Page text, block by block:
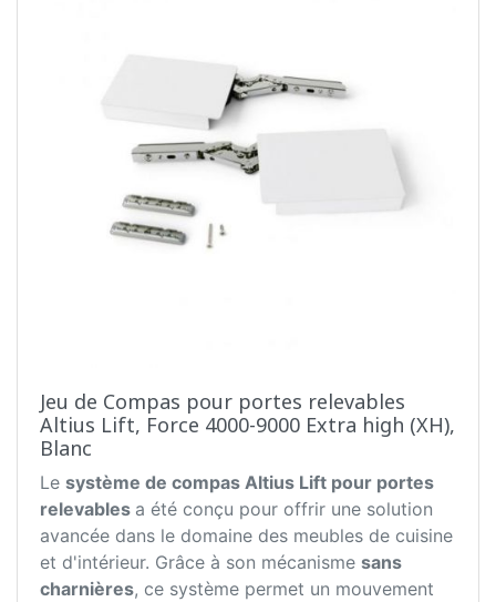
Jeu de Compas pour portes relevables
Altius Lift, Force 4000-9000 Extra high (XH),
Blanc
Le système de compas Altius Lift pour portes
relevables a été conçu pour offrir une solution
avancée dans le domaine des meubles de cuisine
et d'intérieur. Grâce à son mécanisme sans
charnières, ce système permet un mouvement